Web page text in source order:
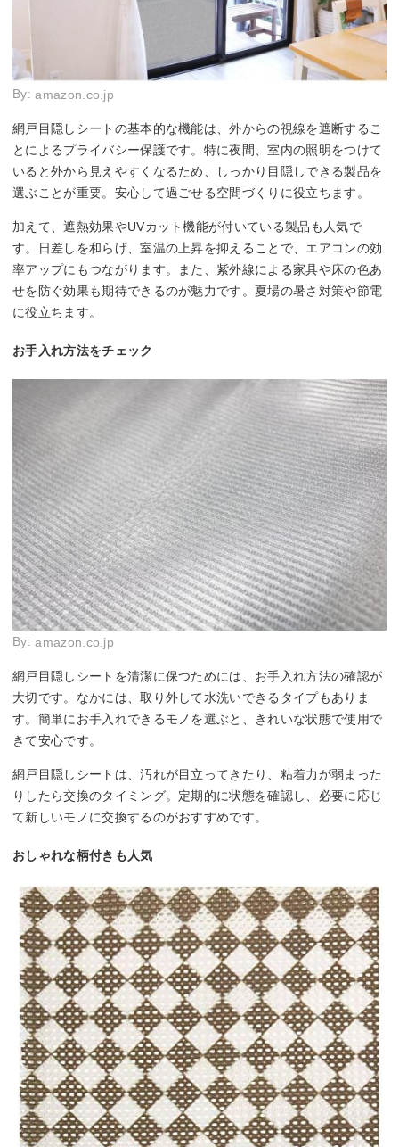
By:amazon.co.jp
網戸目隠しシートの基本的な機能は、外からの視線を遮断するこ
とによるプライバシー保護です。特に夜間、室内の照明をつけて
いると外から見えやすくなるため、しっかり目隠しできる製品を
選ぶことが重要。安心して過ごせる空間づくりに役立ちます。
加えて、遮熱効果やUVカット機能が付いている製品も人気で
す。日差しを和らげ、室温の上昇を抑えることで、エアコンの効
率アップにもつながります。また、紫外線による家具や床の色あ
せを防ぐ効果も期待できるのが魅力です。夏場の暑さ対策や節電
に役立ちます。
お手入れ方法をチェック
By:amazon.co.jp
網戸目隠しシートを清潔に保つためには、お手入れ方法の確認が
大切です。なかには、取り外して水洗いできるタイプもありま
す。簡単にお手入れできるモノを選ぶと、きれいな状態で使用で
きて安心です。
網戸目隠しシートは、汚れが目立ってきたり、粘着力が弱まった
りしたら交換のタイミング。定期的に状態を確認し、必要に応じ
て新しいモノに交換するのがおすすめです。
おしゃれな柄付きも人気